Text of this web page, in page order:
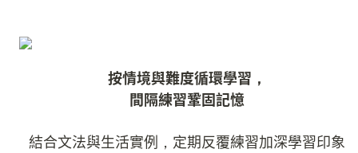
按情境與難度循環學習，
間隔練習鞏固記憶
結合文法與生活實例，定期反覆練習加深學習印象